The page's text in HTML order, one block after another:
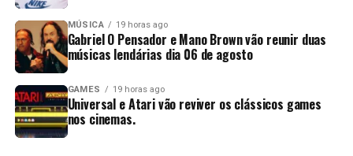
MÚSICA 19 horas ago
Gabriel O Pensador e Mano Brown vão reunir duas
músicas lendárias dia 06 de agosto
GAMES 19 horas ago
Universal e Atari vão reviver os clássicos games
nos cinemas.